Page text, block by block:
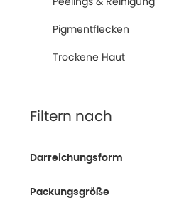
Pigmentflecken
Trockene Haut
Filtern nach
Darreichungsform
Packungsgröße